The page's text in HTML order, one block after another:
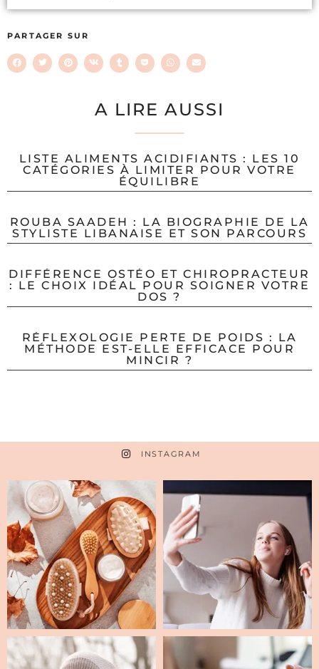
PARTAGER SUR
A LIRE AUSSI
LISTE ALIMENTS ACIDIFIANTS : LES 10
CATÉGORIES À LIMITER POUR VOTRE
ÉQUILIBRE
ROUBA SAADEH : LA BIOGRAPHIE DE LA
STYLISTE LIBANAISE ET SON PARCOURS
DIFFÉRENCE OSTÉO ET CHIROPRACTEUR
: LE CHOIX IDÉAL POUR SOIGNER VOTRE
DOS ?
RÉFLEXOLOGIE PERTE DE POIDS : LA
MÉTHODE EST-ELLE EFFICACE POUR
MINCIR ?
INSTAGRAM